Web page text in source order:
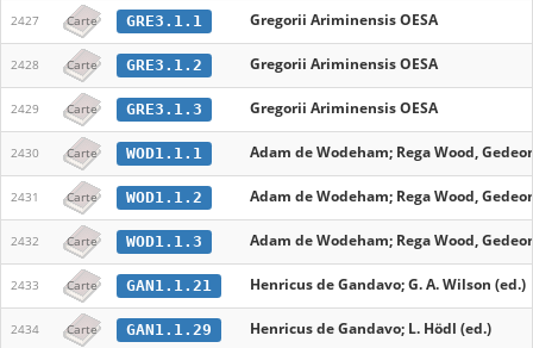
2427 Carte GRE3.1.1 Gregorii Ariminensis OESA
2428 Carte GRE3.1.2 Gregorii Ariminensis OESA
2429 Carte GRE3.1.3 Gregorii Ariminensis OESA
2430 Carte WOD1.1.1 Adam de Wodeham; Rega Wood,
2431 Carte WOD1.1.2 Adam de Wodeham; Rega Wood,
2432 Carte WOD1.1.3 Adam de Wodeham; Rega Wood,
2433 Carte GAN1.1.21 Henricus de Gandavo; G. A. Wilson (ed.)
2434 Carte GAN1.1.29 Henricus de Gandavo; L. Hödl (ed.)